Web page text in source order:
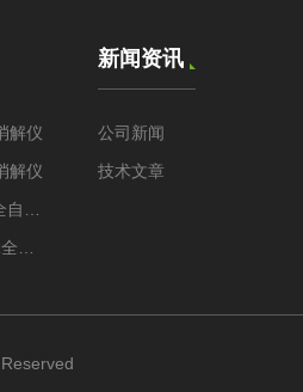
解仪
解仪
新闻资讯
公司新闻
技术文章